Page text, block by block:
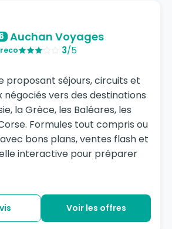
Auchan Voyages
reco 3/5
proposant séjours, circuits et
négociés vers des destinations
la Grèce, les Baléares, les
Formules tout compris ou
bons plans, ventes flash et
interactive pour préparer
Voir les offres